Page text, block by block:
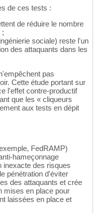
de ces tests :
de réduire le nombre
;
sociale) reste l'un
des attaquants dans les
pas
Cette étude portant sur
l'effet contre-productif
que les « cliqueurs
aux tests en dépit
FedRAMP)
hameçonnage
inexacte des risques
pénétration d'éviter
des attaquants et crée
mises en place pour
laissées en place et